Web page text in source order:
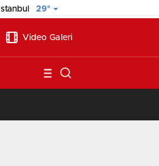
İstanbul 29°
Video Galeri